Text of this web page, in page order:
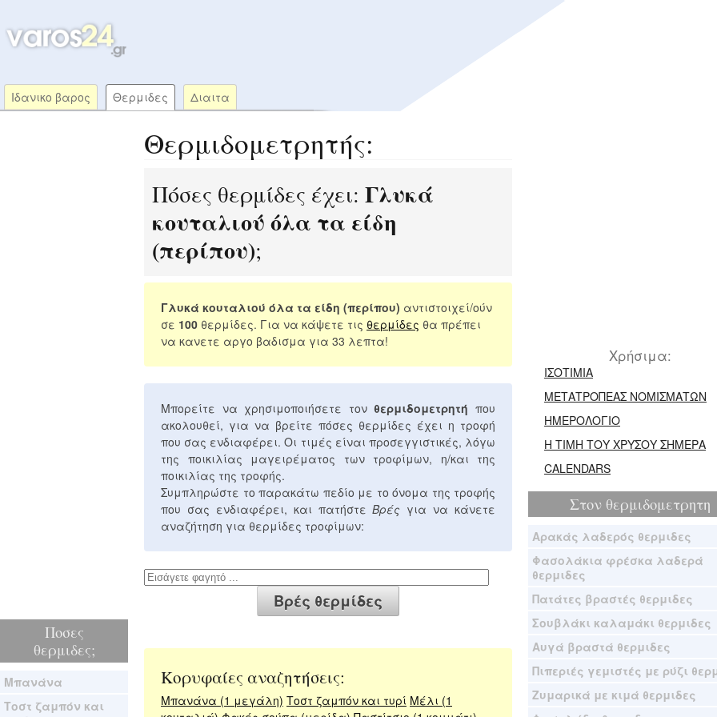
Ιδανικο βαρος Θερμιδες Διαιτα
Ποσες
θερμιδες;
Μπανάνα
Τοστ ζαμπόν και
Θερμιδομετρητής:
Πόσες θερμίδες έχει: Γλυκά
κουταλιού όλα τα είδη
(περίπου);
Γλυκά κουταλιού όλα τα είδη (περίπου) αντιστοιχεί/ούν
σε 100 θερμίδες. Για να κάψετε τις θερμίδες θα πρέπει
να κανετε αργο βαδισμα για 33 λεπτα!
Μπορείτε να χρησιμοποιήσετε τονθερμιδομετρητή που
ακολουθεί, για να βρείτε πόσες θερμίδες έχει η τροφή
που σας ενδιαφέρει. Οι τιμές είναι προσεγγιστικές, λόγω
της ποικιλίας μαγειρέματος των τροφίμων, η/και της
ποικιλίας της τροφής.
Συμπληρώστε το παρακάτω πεδίο με το όνομα της τροφής
που σας ενδιαφέρει, και πατήστεΒρές για να κάνετε
αναζήτηση για θερμίδες τροφίμων:
Κορυφαίες αναζητήσεις:
Μπανάνα (1 μεγάλη) Τοστ ζαμπόν και τυρί Μέλι (1
Χρήσιμα:
ΙΣΟΤΙΜΙΑ
ΜΕΤΑΤΡΟΠΕΑΣ ΝΟΜΙΣΜΑΤΩΝ
ΗΜΕΡΟΛΟΓΙΟ
Η ΤΙΜΗ ΤΟΥ ΧΡΥΣΟΥ ΣΗΜΕΡΑ
CALENDARS
Στον θερμιδομετρητη
Αρακάς λαδερός θερμιδες
Φασολάκια φρέσκα λαδερά
θερμιδες
Πατάτες βραστές θερμιδες
Σουβλάκι καλαμάκι θερμιδες
Αυγά βραστά θερμιδες
Πιπεριές γεμιστές με ρύζι
Ζυμαρικά με κιμά θερμιδες